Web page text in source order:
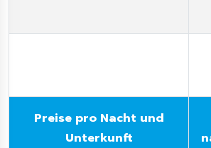
Preise pro Nacht und
Unterkunft